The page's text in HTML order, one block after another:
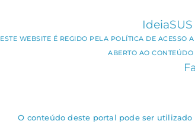
ESTE WEBSITE É REGIDO PELA POLÍTICA DE
ABERTO AO
O conteúdo deste portal pode ser